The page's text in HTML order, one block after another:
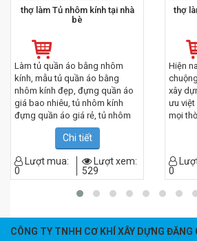
thợ làm Tủ nhôm kính tại nhà
bè
Làm tủ quần áo bằng nhôm
kính, mẫu tủ quần áo bằng
nhôm kính đẹp, đựng quần áo
giá bao nhiêu, tủ nhôm kính
đựng quần áo giá rẻ, tủ nhôm
kính đựng quần áo đẹp, tủ
quần áo nhôm kính cao cấp, tủ
quần áo nhôm kính cửa lùa, tủ
quần áo nhôm kính giá rẻ, tủ
quần áo nhôm kính giả gỗ, tủ
quần áo nhôm kính hcm, tủ
vân gỗ, tủ quần áo nhôm kính
Chi tiết
Lượt mua:
0
Lượt xem:
529
thợ
Hiện
xây
ưu việt
mọi
công
cao,
biệt
0
CÔNG TY TNHH CƠ KHÍ XÂY DỰNG ĐĂNG